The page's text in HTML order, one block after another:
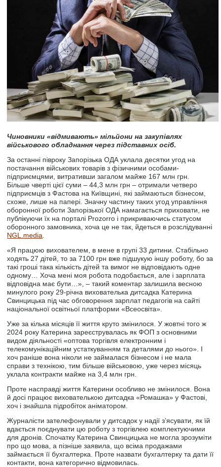
Чиновники «відмивають» мільйони на закупівлях
військового обладнання через підставних осіб.
За останні півроку Запорізька ОДА уклала десятки угод на
постачання військових товарів з фізичними особами-
підприємцями, витративши загалом майже 167 млн грн.
Більше чверті цієї суми – 44,3 млн грн – отримали четверо
підприємців з Фастова на Київщині, які займаються бізнесом,
схоже, лише на папері. Значну частину таких угод управління
оборонної роботи Запорізької ОДА намагається приховати, не
публікуючи їх на порталі Prozorro і прикриваючись статусом
оборонного замовника, хоча це не так, йдеться в розслідуванні
NGL.media
«Я працюю вихователем, в мене в групі 33 дитини. Стабільно
ходять 27 дітей, то за 7100 грн вже підшукую іншу роботу, бо за
такі гроші така кількість дітей та вимог не відповідають одне
одному… Хоча мені моя робота подобається, але і зарплата
відповідна має бути…», – такий коментар залишила весною
минулого року 29-річна вихователька дитсадка Катерина
Свинцицька під час обговорення зарплат педагогів на сайті
національної освітньої платформи «Всеосвіта».
Уже за кілька місяців її життя круто змінилося. У жовтні того ж
2024 року Катерина зареєструвалась як ФОП з основними
видом діяльності «оптова торгівля електронним і
телекомунікаційним устаткуванням та деталями до нього». І
хоч раніше вона ніколи не займалася бізнесом і не мала
справи з технікою, тим більше військовою, уже через місяць
уклала контракти майже на 3,4 млн грн.
Проте насправді життя Катерини особливо не змінилося. Вона
й досі працює вихователькою дитсадка «Ромашка» у Фастові,
хоч і знайшла підробіток аніматором.
Журналісти зателефонували у дитсадок у надії з’ясувати, як їй
вдається поєднувати цю роботу з торгівлею комплектуючими
для дронів. Спочатку Катерина Свинцицька не могла зрозуміти
про що мова, а пізніше заявила, що всіма продажами
займається її бухгалтерка. Проте назвати бухгалтерку та дати її
контакти, вона категорично відмовилась.